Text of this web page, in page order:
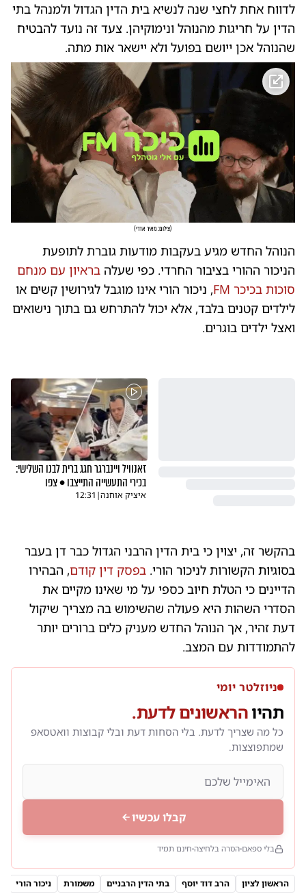
לדווח אחת לחצי שנה לנשיא בית הדין הגדול ולמנהל בתי
הדין על חריגות מהנוהל ונימוקיהן. צעד זה נועד להבטיח
שהנוהל אכן ייושם בפועל ולא יישאר אות מתה.
(צילום: מאיר אדרי)
הנוהל החדש מגיע בעקבות מודעות גוברת לתופעת
הניכור ההורי בציבור החרדי. כפי שעלה בראיון עם מנחם
סוכות בכיכר FM
, ניכור הורי אינו מוגבל לגירושין קשים או
לילדים קטנים בלבד, אלא יכול להתרחש גם בתוך נישואים
ואצל ילדים בוגרים.
זאנוויל ויינברגר חגג ברית לבנו השלישי:
בכירי התעשייה התייצבו • צפו
איציק אוחנה|
12:31
בהקשר זה, יצוין כי בית הדין הרבני הגדול כבר דן בעבר
בסוגיות הקשורות לניכור הורי. בפסק דין קודם, הבהירו
הדיינים כי הטלת חיוב כספי על מי שאינו מקיים את
הסדרי השהות היא פעולה שהשימוש בה מצריך שיקול
דעת זהיר, אך הנוהל החדש מעניק כלים ברורים יותר
להתמודדות עם המצב.
ניוזלטר יומי
תהיוהראשונים לדעת.
כל מה שצריך לדעת. בלי הסחות דעת ובלי קבוצות וואטסאפ
שמתפוצצות.
קבלו עכשיו
בלי ספאם הסרה בלחיצה חינם תמיד
הראשון לציון הרב דוד יוסף בתי הדין הרבניים משמורת ניכור הורי